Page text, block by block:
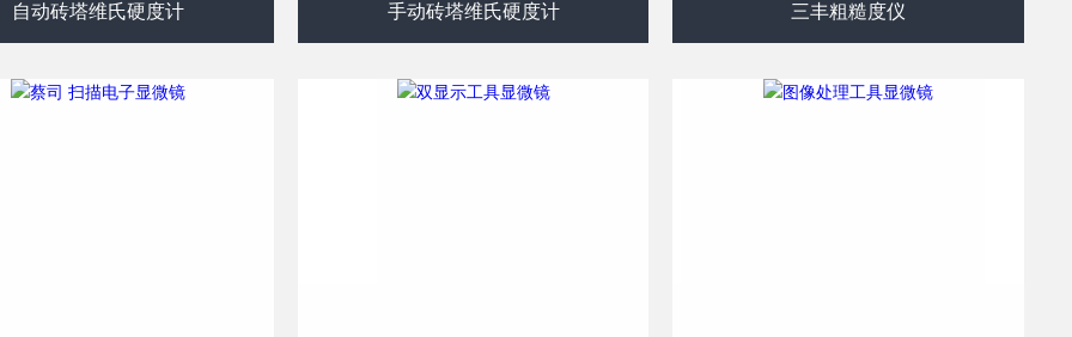
自动砖塔维氏硬度计 手动砖塔维氏硬度计 三丰粗糙度仪